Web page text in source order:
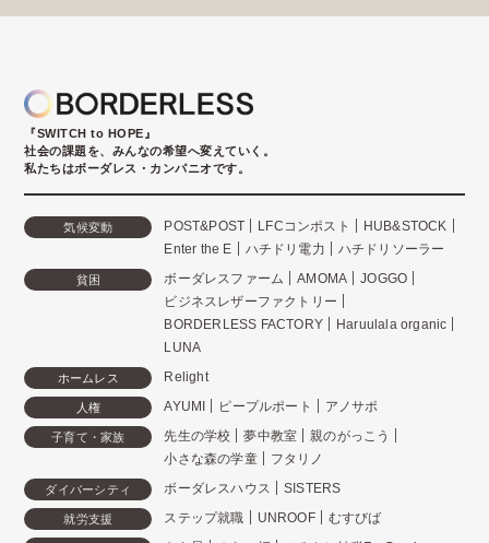
『SWITCH to HOPE』
社会の課題を、みんなの希望へ変えていく。
私たちはボーダレス・カンパニオです。
気候変動 POST&POST LFCコンポスト
HUB&STOCK
Enter the E
ハチドリ電力 ハチドリソーラー
貧困 ボーダレスファーム AMOMA
JOGGO
ビジネスレザーファクトリー
BORDERLESS FACTORY
Haruulala organic
LUNA
ホームレス Relight
人権 AYUMI ピープルポート アノサポ
子育て・家族 先生の学校 夢中教室
親のがっこう
小さな森の学童
フタリノ
ダイバーシティ ボーダレスハウス SISTERS
就労支援 ステップ就職 UNROOF むすびば